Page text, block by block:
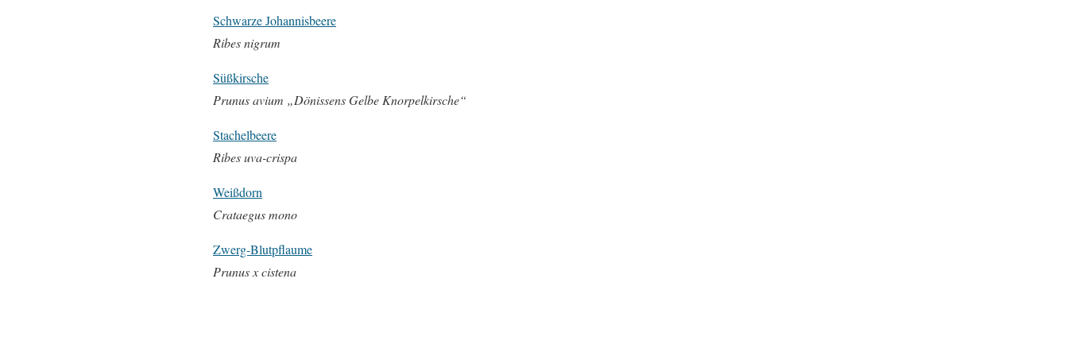
Schwarze Johannisbeere
Ribes nigrum
Süßkirsche
Prunus avium „Dönissens Gelbe Knorpelkirsche“
Stachelbeere
Ribes uva-crispa
Weißdorn
Crataegus mono
Zwerg-Blutpflaume
Prunus x cistena